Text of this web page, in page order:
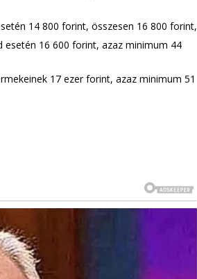
14 800 forint, összesen 16 800 forint,
esetén 16 600 forint, azaz minimum 44
17 ezer forint, azaz minimum 51